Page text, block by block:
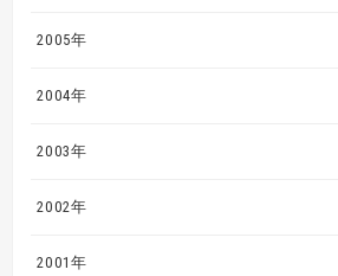
2005年
2004年
2003年
2002年
2001年